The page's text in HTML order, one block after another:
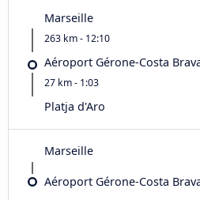
Marseille
263 km - 12:10
Aéroport Gérone-Costa
27 km - 1:03
Platja d'Aro
Marseille
Aéroport Gérone-Costa